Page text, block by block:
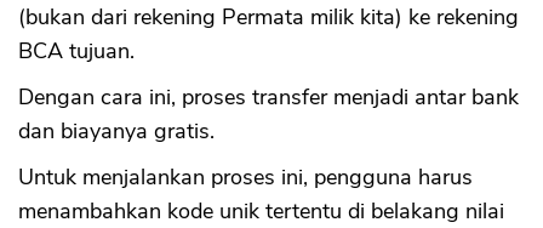
(bukan dari rekening Permata milik kita) ke rekening
BCA tujuan.
Dengan cara ini, proses transfer menjadi antar bank
dan biayanya gratis.
Untuk menjalankan proses ini, pengguna harus
menambahkan kode unik tertentu di belakang nilai